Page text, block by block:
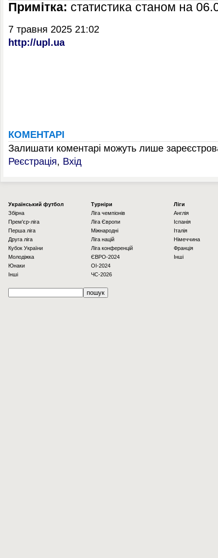
Примітка: статистика станом на
7 травня 2025 21:02
http://upl.ua
КОМЕНТАРІ
Залишати коментарі можуть лише
Реєстрація, Вхід
Українcький футбол
Збірна
Прем'єр-ліга
Перша ліга
Друга ліга
Кубок України
Молодіжка
Юнаки
Інші
Турніри
Ліга чемпіонів
Ліга Європи
Міжнародні
Ліга націй
Ліга конференцій
ЄВРО-2024
OI-2024
ЧС-2026
Ліги
Англія
Іспанія
Італія
Німеччина
Франція
Інші